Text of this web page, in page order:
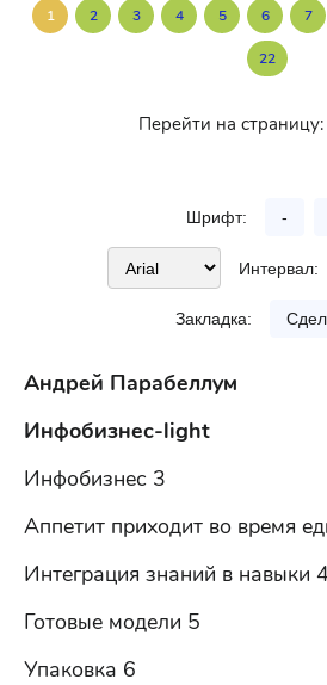
1 2 3 4 5 6 7
22
Перейти на страницу:
Шрифт: -
Интервал:
Закладка:
Андрей Парабеллум
Инфобизнес-light
Инфобизнес 3
Аппетит приходит во время
Интеграция знаний в навыки
Готовые модели 5
Упаковка 6